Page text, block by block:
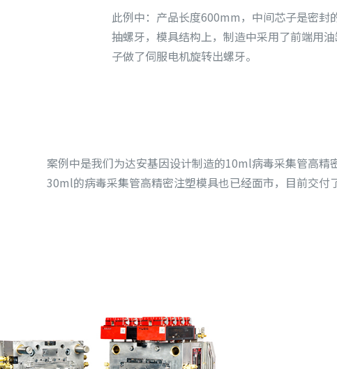
此例中：产品长度600mm，中间芯子是密
抽螺牙，模具结构上，制造中采用了前端用
子做了伺服电机旋转出螺牙。
案例中是我们为达安基因设计制造的10ml病毒采集管高精
30ml的病毒采集管高精密注塑模具也已经面市，目前交付